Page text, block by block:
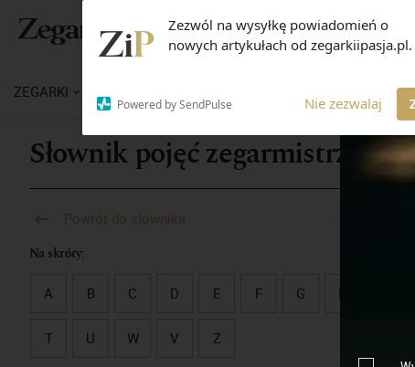
Zezwól na wysyłkę powiadomień o
nowych artykułach od zegarkiipasja.pl.
Powered by SendPulse Nie zezwalaj
ZEGARKI
Słownik pojęć
Powrót do słownika
Na skróty:
A B C D E F G H
T U W V Z